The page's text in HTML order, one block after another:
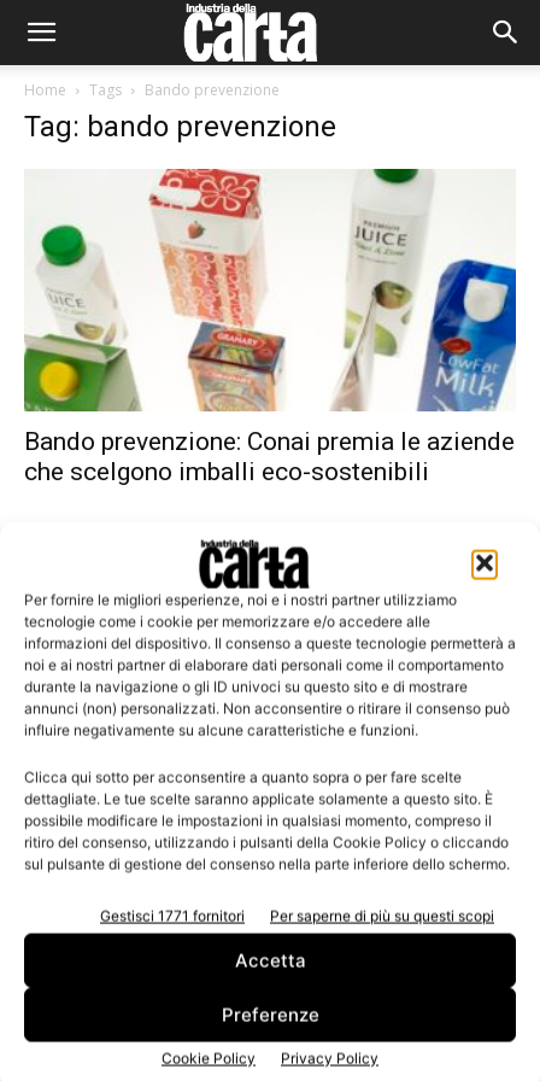
Per fornire le migliori esperienze, noi e i nostri partner utilizziamo
tecnologie come i cookie per memorizzare e/o accedere alle
informazioni del dispositivo. Il consenso a queste tecnologie permetterà a
noi e ai nostri partner di elaborare dati personali come il comportamento
durante la navigazione o gli ID univoci su questo sito e di mostrare
annunci (non) personalizzati. Non acconsentire o ritirare il consenso può
influire negativamente su alcune caratteristiche e funzioni.
Clicca qui sotto per acconsentire a quanto sopra o per fare scelte
dettagliate. Le tue scelte saranno applicate solamente a questo sito. È
possibile modificare le impostazioni in qualsiasi momento, compreso il
ritiro del consenso, utilizzando i pulsanti della Cookie Policy o cliccando
sul pulsante di gestione del consenso nella parte inferiore dello schermo.
Gestisci 1771 fornitori Per saperne di più su questi scopi
Accetta
Preferenze
Cookie Policy Privacy Policy
Home Tags Bando prevenzione
Tag: bando prevenzione
Bando prevenzione: Conai premia le aziende
che scelgono imballi eco-sostenibili
Leggi la rivista
n.3 - Giugno 2026 n.2 - Aprile 2026